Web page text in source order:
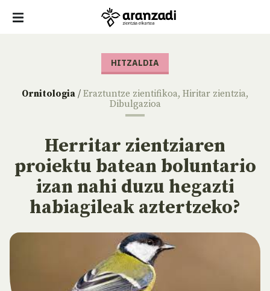
HITZALDIA
Ornitologia / Eraztuntze zientifikoa, Hiritar zientzia,
Dibulgazioa
Herritar zientziaren
proiektu batean boluntario
izan nahi duzu hegazti
habiagileak aztertzeko?